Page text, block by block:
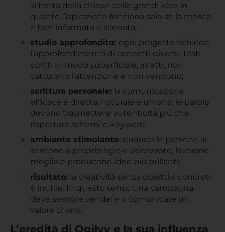
si tratta della chiave delle grandi idee in
quanto l’ispirazione funziona solo se la mente
è ben informata e allenata;
studio approfondito: ogni progetto richiede
l’approfondimento di concetti diversi. Testi
scritti in modo superficiale, infatti, non
catturano l’attenzione e non vendono;
scrittura personale: la comunicazione
efficace è diretta, naturale e umana; le parole
devono trasmettere autenticità più che
rispettare schemi o keyword.
ambiente stimolante: quando le persone si
sentono a proprio agio e valorizzate, lavorano
meglio e producono idee più brillanti;
risultato: la creatività senza obiettivi concreti
è inutile. In questo senso una campagna
deve sempre vendere o comunicare un
valore chiaro.
L’eredità di Ogilvy e la sua influenza